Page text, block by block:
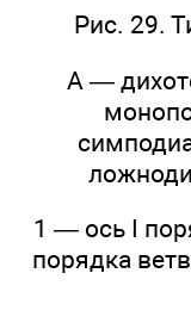
Рис. 29.
А —
1 — ось I
порядка